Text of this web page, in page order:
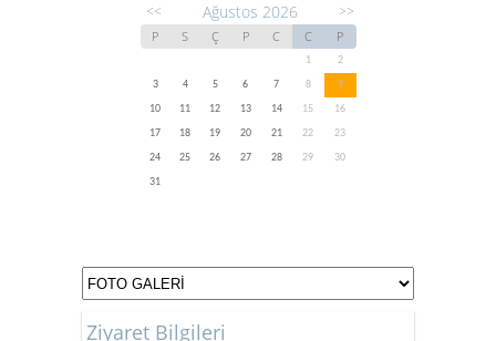
<< Ağustos 2026 >>
P S Ç P C C P
1
2
3
4 5 6 7 8
9
10
11 12 13 14 15
16
17
18 19 20 21 22
23
24
25 26 27 28 29
30
31
Ziyaret Bilgileri